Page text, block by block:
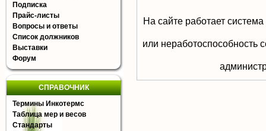
Подписка
Прайс-листы
Вопросы и ответы
Список должников
Выставки
Форум
СПРАВОЧНИК
Термины Инкотермс
Таблица мер и весов
Стандарты
На сайте работает
или неработоспособность